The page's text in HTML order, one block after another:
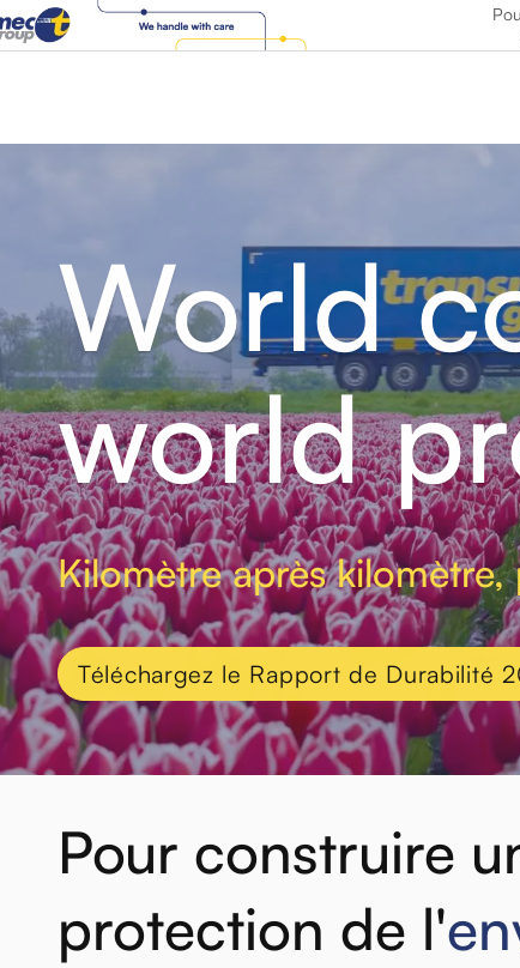
World
world
Kilomètre après
Téléchargez le Rapport de Durabilité
Pour construire
protection de l'